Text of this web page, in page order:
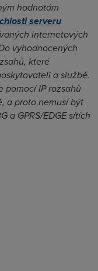
hodnotám
serveru
internetových
vyhodnocených
které
a službě.
pomocí IP rozsahů
a proto nemusí být
a GPRS/EDGE sítích